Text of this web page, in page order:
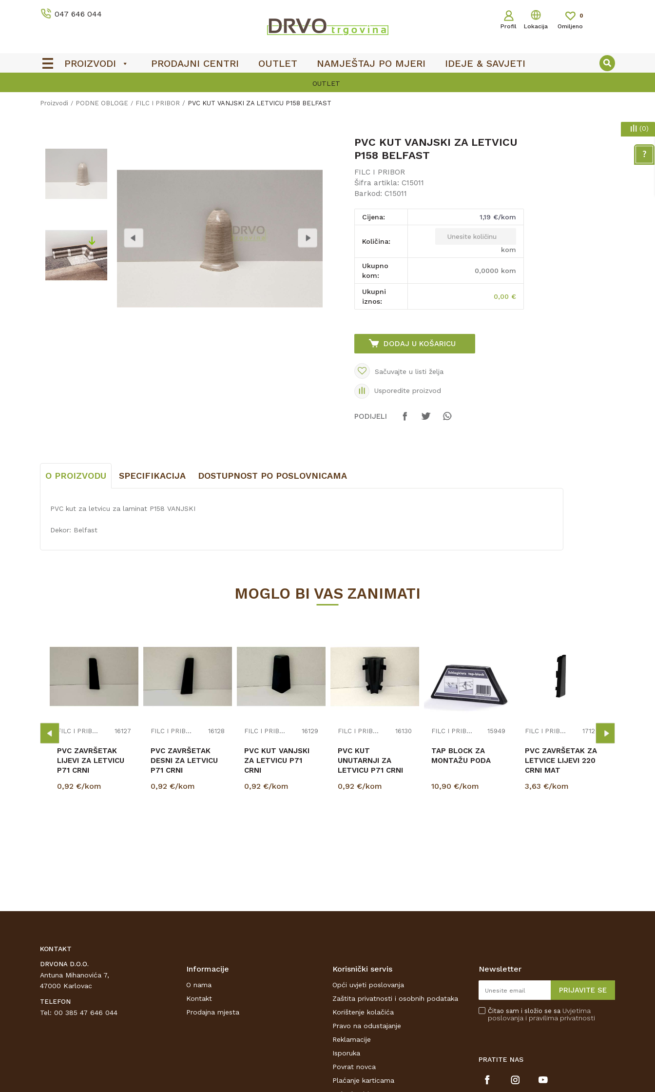
047 646 044
Profil Lokacija Omiljeno
0
PROIZVODI PRODAJNI CENTRI OUTLET NAMJEŠTAJ PO MJERI IDEJE & SAVJETI
OUTLET
Proizvodi PODNE OBLOGE FILC I PRIBOR PVC KUT VANJSKI ZA LETVICU P158 BELFAST
PVC KUT VANJSKI ZA LETVICU
P158 BELFAST
FILC I PRIBOR
Šifra artikla: C15011
Barkod: C15011
Cijena: 1,19 €/kom
Količina:
kom
Ukupno
kom:
0,0000 kom
Ukupni
iznos:
0,00 €
DODAJ U KOŠARICU
Sačuvajte u listi želja
Usporedite proizvod
PODIJELI
O PROIZVODU SPECIFIKACIJA DOSTUPNOST PO POSLOVNICAMA
PVC kut za letvicu za laminat P158 VANJSKI
Dekor: Belfast
MOGLO BI VAS ZANIMATI
FILC I PRIBOR 16127
PVC ZAVRŠETAK
LIJEVI ZA LETVICU
P71 CRNI
0,92 €/kom
FILC I PRIBOR 16128
PVC ZAVRŠETAK
DESNI ZA LETVICU
P71 CRNI
0,92 €/kom
FILC I PRIBOR 16129
PVC KUT VANJSKI
ZA LETVICU P71
CRNI
0,92 €/kom
FILC I PRIBOR 16130
PVC KUT
UNUTARNJI ZA
LETVICU P71 CRNI
0,92 €/kom
FILC I PRIBOR 15949
TAP BLOCK ZA
MONTAŽU PODA
10,90 €/kom
FILC I PRIBOR 17126
PVC ZAVRŠETAK ZA
LETVICE LIJEVI 220
CRNI MAT
3,63 €/kom
(0)
KONTAKT
DRVONA D.O.O.
Antuna Mihanovića 7,
47000 Karlovac
TELEFON
Tel: 00 385 47 646 044
Informacije
O nama
Kontakt
Prodajna mjesta
Korisnički servis
Opći uvjeti poslovanja
Zaštita privatnosti i osobnih podataka
Korištenje kolačića
Pravo na odustajanje
Reklamacije
Isporuka
Povrat novca
Plaćanje karticama
Newsletter
PRIJAVITE SE
Čitao sam i složio se sa Uvjetima
poslovanja i pravilima privatnosti
PRATITE NAS